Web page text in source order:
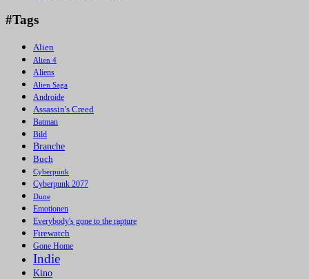
#Tags
Alien
Alien 4
Aliens
Alien Saga
Androide
Assassin's Creed
Batman
Bild
Branche
Buch
Cyberpunk
Cyberpunk 2077
Dune
Emotionen
Everybody's gone to the rapture
Firewatch
Gone Home
Indie
Kino